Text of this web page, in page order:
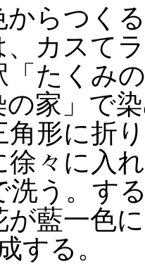
らつく
、カスて
「たくみ
家」で
角形に折
徐々に入
洗う。す
藍一色
する。